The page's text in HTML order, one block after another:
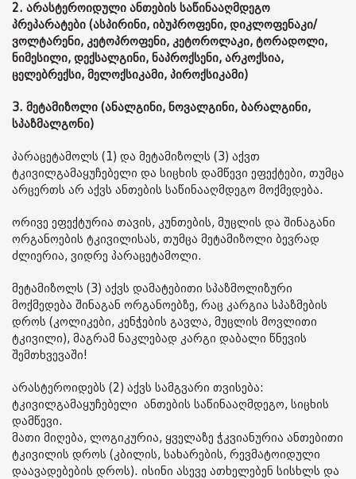
2. არასტეროიდული ანთების საწინააღმდეგო
პრეპარატები (ასპირინი, იბუპროფენი, დიკლოფენაკი/
ვოლტარენი, კეტოპროფენი, კეტოროლაკი, ტორადოლი,
ნიმესილი, დექსალგინი, ნაპროქსენი, არკოქსია,
ცელებრექსი, მელოქსიკამი, პიროქსიკამი)
3. მეტამიზოლი (ანალგინი, ნოვალგინი, ბარალგინი,
სპაზმალგონი)
პარაცეტამოლს (1) და მეტამიზოლს (3) აქვთ
ტკივილგამაყუჩებელი და სიცხის დამწევი ეფექტები, თუმცა
არცერთს არ აქვს ანთების საწინააღმდეგო მოქმედება.
ორივე ეფექტურია თავის, კუნთების, მუცლის და შინაგანი
ორგანოების ტკივილისას, თუმცა მეტამიზოლი ბევრად
ძლიერია, ვიდრე პარაცეტამოლი.
მეტამიზოლს (3) აქვს დამატებითი სპაზმოლიზური
მოქმედება შინაგან ორგანოებზე, რაც კარგია სპაზმების
დროს (კოლიკები, კენჭების გავლა, მუცლის მოვლითი
ტკივილი), მაგრამ ნაკლებად კარგი დაბალი წნევის
შემთხვევაში!
არასტეროიდებს (2) აქვს სამგვარი თვისება:
ტკივილგამაყუჩებელი ანთების საწინააღმდეგო, სიცხის
დამწევი.
მათი მიღება, ლოგიკურია, ყველაზე ჭკვიანურია ანთებითი
ტკივილის დროს (კბილის, სახარების, რევმატოიდული
დაავადებების დროს). ისინი ასევე ათხელებენ სისხლს და